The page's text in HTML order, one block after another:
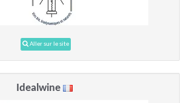
Aller sur le site
Idealwine